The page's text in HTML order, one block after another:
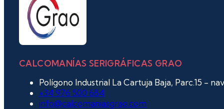
CALCOMANÍAS SERIGRÁFICAS GRAO
Polígono Industrial La Cartuja Baja, Parc.15 -
+34 976 500 684
info@calcomaniasgrao.com